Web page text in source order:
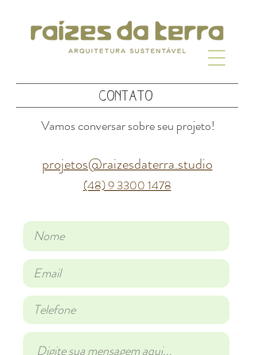
conTato
Vamos conversar sobre seu projeto!
projetos@raizesdaterra.studio
(48) 9 3300 1478